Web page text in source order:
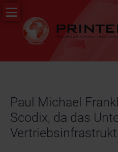
Navigation
überspringen
PR
News
Stellenportal
Paul Michael
Scodix, da das